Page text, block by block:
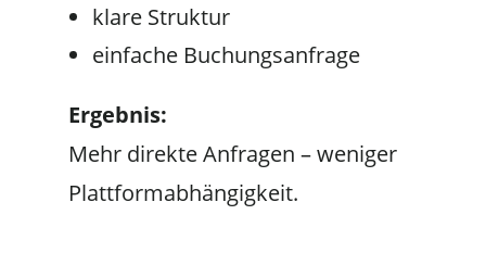
klare Struktur
einfache Buchungsanfrage
Ergebnis:
Mehr direkte Anfragen – weniger
Plattformabhängigkeit.